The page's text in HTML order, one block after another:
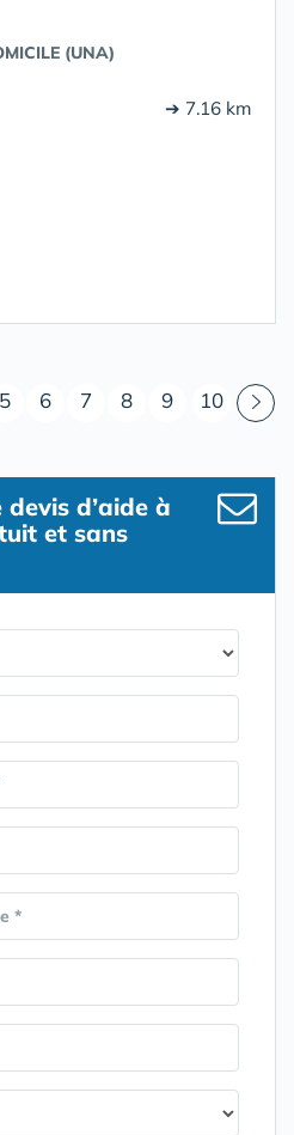
(UNA)
➔ 7.16 km
5 6 7 8 9 10
d’aide à
et sans
*